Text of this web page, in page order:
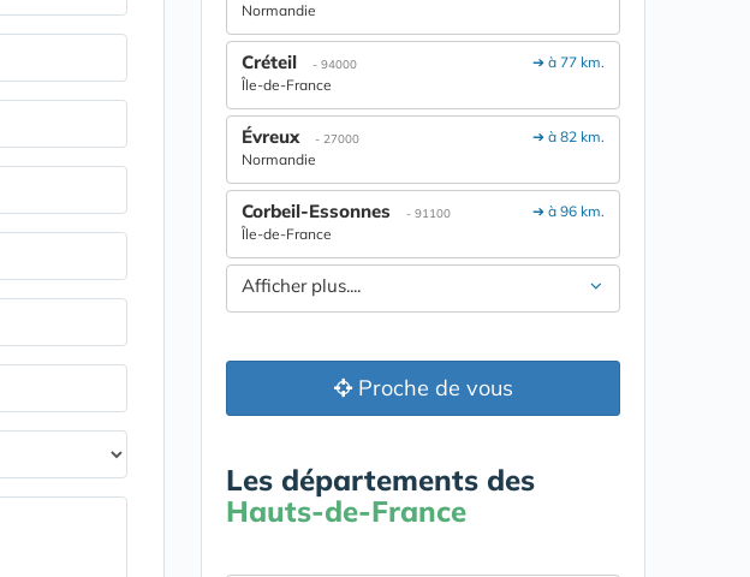
Normandie
➔ à 77 km.
Créteil - 94000
Île-de-France
➔ à 82 km.
Évreux - 27000
Normandie
➔ à 96 km.
Corbeil-Essonnes - 91100
Île-de-France
Afficher plus....
Proche de vous
Les départements des
Hauts-de-France